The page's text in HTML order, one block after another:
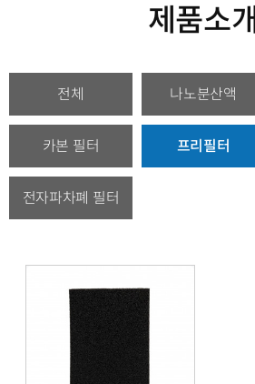
제품소개
제품소개 분류 목록
전체 나노분산액
카본 필터 현재 분류
프리필터
전자파차폐 필터